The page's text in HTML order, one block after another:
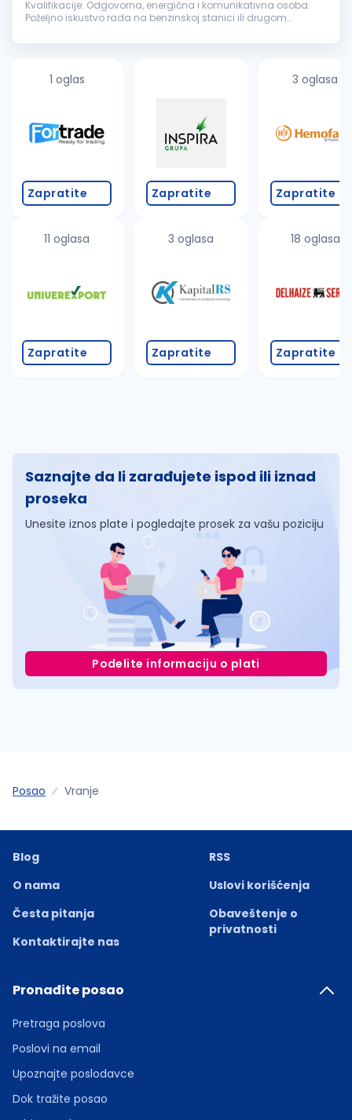
Kvalifikacije: Odgovorna, energična i komunikativna osoba.
Poželjno iskustvo rada na benzinskoj stanici ili drugom
napredovanja, rad...
1 oglas
Zapratite
11 oglasa
Zapratite
Zapratite
3 oglasa
Zapratite
3 oglasa
Zapratite
18 oglasa
Zapratite
Saznajte da li zarađujete ispod ili iznad
proseka
Unesite iznos plate i pogledajte prosek za vašu poziciju
Podelite informaciju o plati
Posao Vranje
Blog
O nama
Česta pitanja
Kontaktirajte nas
RSS
Uslovi korišćenja
Obaveštenje o
privatnosti
Pronađite posao
Pretraga poslova
Poslovi na email
Upoznajte poslodavce
Dok tražite posao